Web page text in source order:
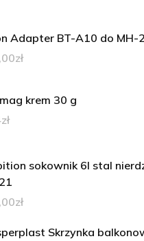
Adapter BT-A10 do MH-
zł
krem 30 g
zł
sokownik 6l stal
zł
Skrzynka